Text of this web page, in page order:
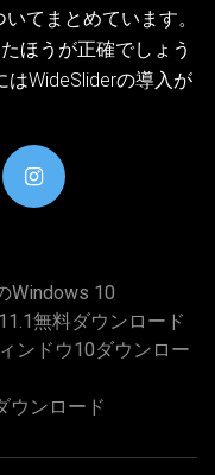
てまとめています。
ほうが正確でしょう
WideSliderの導入が
windows 10
無料ダウンロード
ンドウ10ダウンロー
ウンロード